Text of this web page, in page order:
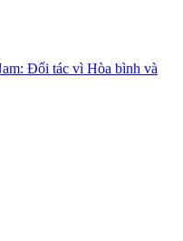
Đối tác vì Hòa bình và